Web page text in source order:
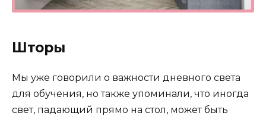
Шторы
Мы уже говорили о важности дневного света
для обучения, но также упоминали, что иногда
свет, падающий прямо на стол, может быть